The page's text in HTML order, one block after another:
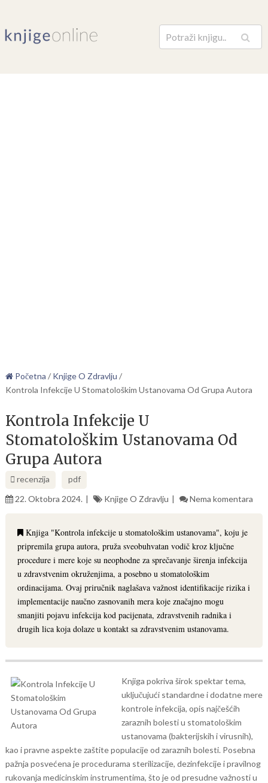
Pretraga
Početna / Knjige O Zdravlju /
Kontrola Infekcije U Stomatološkim Ustanovama Od Grupa Autora
Kontrola Infekcije U
Stomatološkim Ustanovama Od
Grupa Autora
recenzija
pdf
22. Oktobra 2024.
Knjige O Zdravlju Nema komentara
Knjiga "Kontrola infekcije u stomatološkim ustanovama", koju je
pripremila grupa autora, pruža sveobuhvatan vodič kroz ključne
procedure i mere koje su neophodne za sprečavanje širenja infekcija
u zdravstvenim okruženjima, a posebno u stomatološkim
ordinacijama. Ovaj priručnik naglašava važnost identifikacije rizika i
implementacije naučno zasnovanih mera koje značajno mogu
smanjiti pojavu infekcija kod pacijenata, zdravstvenih radnika i
drugih lica koja dolaze u kontakt sa zdravstvenim ustanovama.
Knjiga pokriva širok spektar tema,
uključujući standardne i dodatne mere
kontrole infekcija, opis najčešćih
zaraznih bolesti u stomatološkim
ustanovama (bakterijskih i virusnih),
kao i pravne aspekte zaštite populacije od zaraznih bolesti. Posebna
pažnja posvećena je procedurama sterilizacije, dezinfekcije i pravilnog
rukovanja medicinskim instrumentima, što je od presudne važnosti u